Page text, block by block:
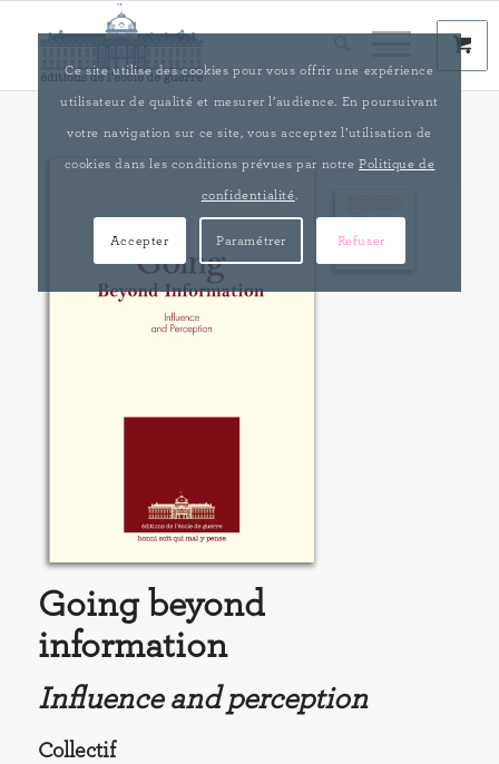
Going beyond
information
Influence and perception
Collectif
Ce site utilise des cookies pour vous offrir une expérience
utilisateur de qualité et mesurer l’audience. En poursuivant
votre navigation sur ce site, vous acceptez l’utilisation de
cookies dans les conditions prévues par notrePolitique de
confidentialité
Accepter Paramétrer Refuser